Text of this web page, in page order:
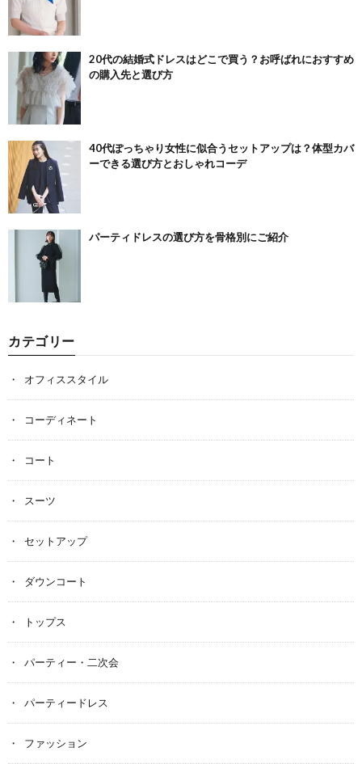
20代の結婚式ドレスはどこで買う？お呼ばれにおすすめ
の購入先と選び方
40代ぽっちゃり女性に似合うセットアップは？体型カバ
ーできる選び方とおしゃれコーデ
パーティドレスの選び方を骨格別にご紹介
カテゴリー
オフィススタイル
コーディネート
コート
スーツ
セットアップ
ダウンコート
トップス
パーティー・二次会
パーティードレス
ファッション